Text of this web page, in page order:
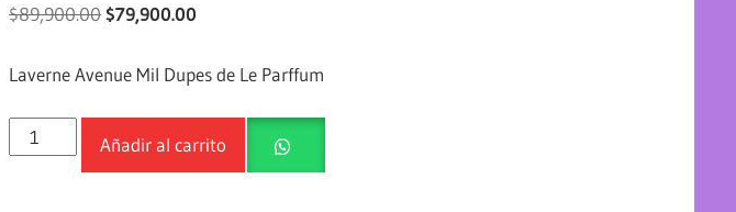
$89,900.00$79,900.00
Laverne Avenue Mil Dupes de Le Parffum
Añadir al carrito